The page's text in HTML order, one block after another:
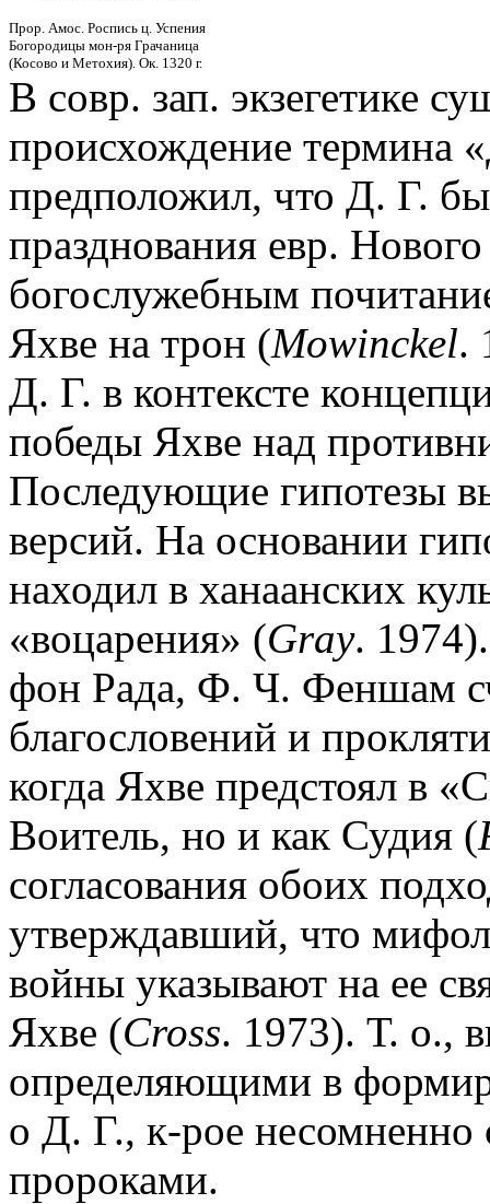
Прор. Амос. Роспись ц. Успения
Богородицы мон-ря Грачаница
(Косово и Метохия). Ок. 1320 г.
В совр. зап. экзегетике
происхождение термина
предположил, что Д. Г.
празднования евр. Нового
богослужебным
Яхве на трон (Mowinckel.
Д. Г. в контексте
победы Яхве над
Последующие гипотезы
версий. На основании
находил в ханаанских
«воцарения» (Gray.
фон Рада, Ф. Ч. Феншам
благословений и
когда Яхве предстоял в
Воитель, но и как Судия (
согласования обоих
утверждавший, что
войны указывают на ее
Яхве (Cross. 1973). Т. о.,
определяющими в
о Д. Г., к-рое несомненно
пророками.